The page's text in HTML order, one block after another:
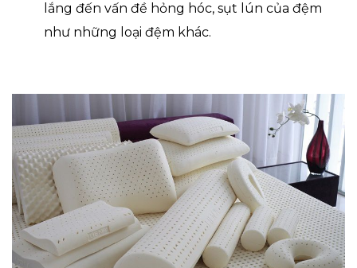
lắng đến vấn đề hỏng hóc, sụt lún của đệm
như những loại đệm khác.